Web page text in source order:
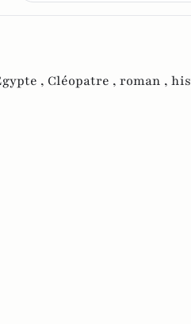
, Cléopatre , roman ,